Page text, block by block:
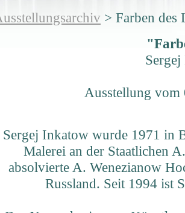
> Farben des
Ausstellung vom
Sergej Inkatow wurde 1971 in
Malerei an der Staatlichen
absolvierte A. Wenezianow
Russland. Seit 1994 ist